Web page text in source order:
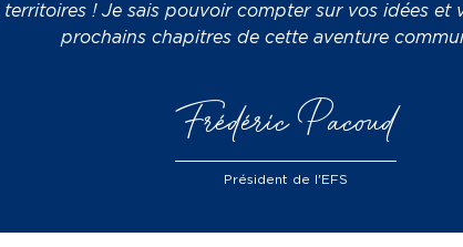
! Je sais pouvoir compter sur vos idées et
prochains chapitres de cette aventure
Frédéric Pacoud
Président de l'EFS